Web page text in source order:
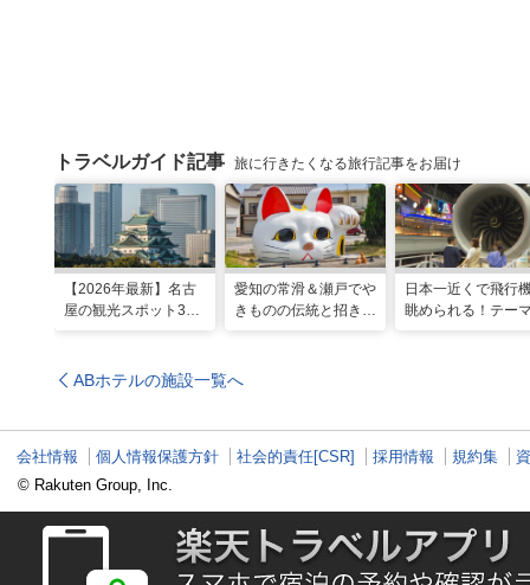
トラベルガイド記事 旅に行きたくなる旅行記事をお届け
【2026年最新】名古
屋の観光スポット34
設や絶景スポットまで
愛知の常滑＆瀬戸でや
きものの伝統と招き猫
日本一近くで飛行
眺められる！テー
ABホテルの施設一覧へ
会社情報 個人情報保護方針 社会的責任[CSR] 採用情報 規約集
© Rakuten Group, Inc.